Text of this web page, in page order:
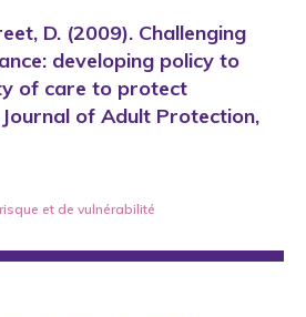
D. (2009). Challenging
developing policy to
of care to protect
of Adult Protection,
et de vulnérabilité